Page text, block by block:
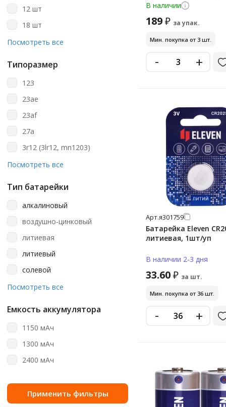
Sonnen
Varta
12 шт
18 шт
2 шт
60 шт
8 шт
Посмотреть все
Типоразмер
123
23ae
23af
27a
3r12 (3lr12, mn1203)
a23
aa/aaa
cr123a
cr1616
cr2
cr2016
cr2025
cr2032 (5004lc)
Посмотреть все
Тип батарейки
алкалиновый
воздушно-цинковый
литиевая
литиевый
солевой
щелочная
Посмотреть все
Емкость аккумулятора
1150 мАч
1300 мАч
2400 мАч
В наличии
189₽ за упак.
Мин. покупка от 3 шт.
- +
Арт.я301759
Батарейка Eleven
литиевая, 1шт/уп
В наличии 2-3 дня
33.60₽ за шт.
Мин. покупка от 36 шт.
- +